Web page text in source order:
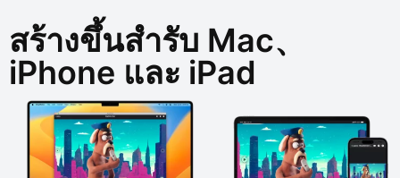
สร้างขึ้นสำรับ Mac、
iPhone และ iPad